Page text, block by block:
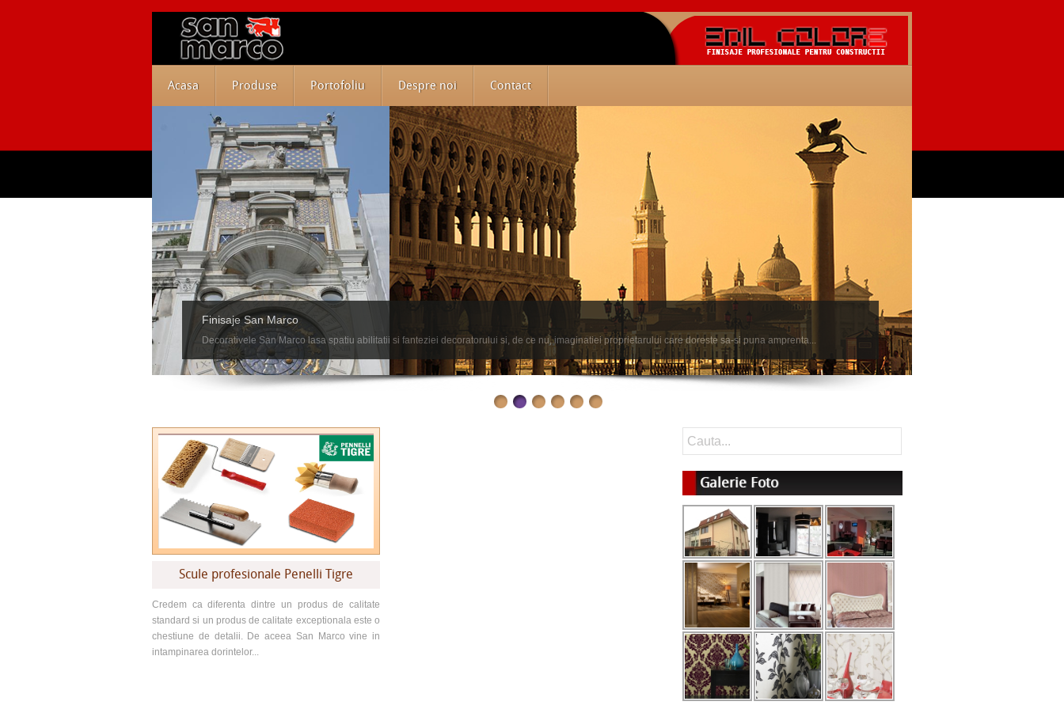
Acasa Produse Portofoliu Despre noi Contact
Finisaje San Marco
Decorativele San Marco lasa spatiu abilitatii si fanteziei decoratorului si, de ce nu, imaginatiei proprietarului care doreste sa-si puna amprenta...
Scule profesionale Penelli Tigre
Credem ca diferenta dintre un produs de calitate
standard si un produs de calitate exceptionala este o
chestiune de detalii. De aceea San Marco vine in
intampinarea dorintelor...
Galerie Foto